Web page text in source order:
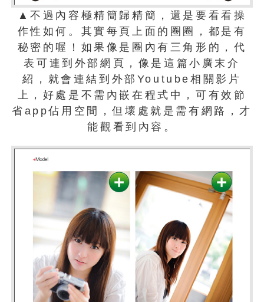
▲不過內容極精簡歸精簡，還是要看看操
作性如何。其實每頁上面的圈圈，都是有
秘密的喔！如果像是圈內有三角形的，代
表可連到外部網頁，像是這篇小廣末介
紹，就會連結到外部Youtube相關影片
上，好處是不需內嵌在程式中，可有效節
省app佔用空間，但壞處就是需有網路，才
能觀看到內容。